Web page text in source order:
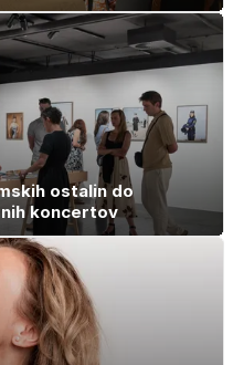
ostalin do
koncertov